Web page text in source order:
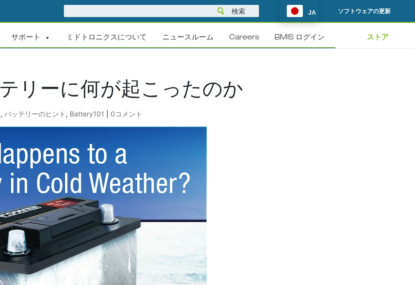
JA ソフトウェアの更新
サポート ミドトロニクスについて ニュースルーム Careers BMIS ログイン ストア
リーに何が起こったのか
, バッテリーのヒント , Battery101 0コメント